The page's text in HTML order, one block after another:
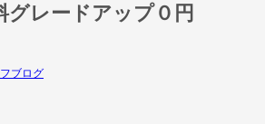
グレードアップ０円
ブログ